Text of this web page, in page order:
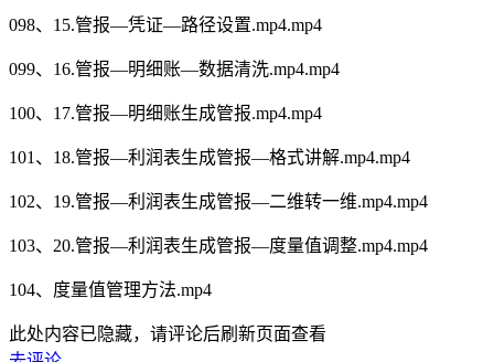
098、15.管报—凭证—路径设置.mp4.mp4
099、16.管报—明细账—数据清洗.mp4.mp4
100、17.管报—明细账生成管报.mp4.mp4
101、18.管报—利润表生成管报—格式讲解.mp4.mp4
102、19.管报—利润表生成管报—二维转一维.mp4.mp4
103、20.管报—利润表生成管报—度量值调整.mp4.mp4
104、度量值管理方法.mp4
此处内容已隐藏，请评论后刷新页面查看